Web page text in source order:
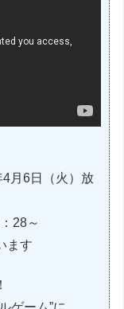
月6日（火）放
28～
ます